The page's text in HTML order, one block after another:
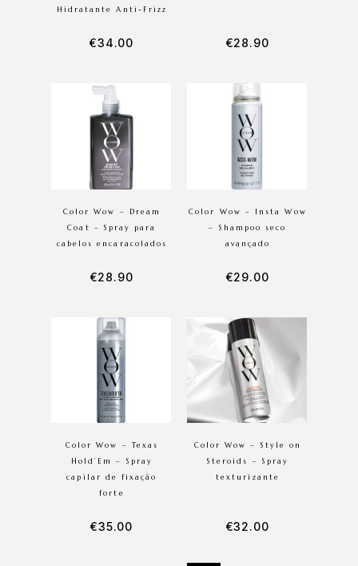
Hidratante Anti-Frizz
€34.00 €28.90
Color Wow – Dream
Coat – Spray para
cabelos encaracolados
€28.90
Color Wow – Insta Wow
– Shampoo seco
avançado
€29.00
Color Wow – Texas
Hold’Em – Spray
capilar de fixação
forte
€35.00
Color Wow – Style on
Steroids – Spray
texturizante
€32.00